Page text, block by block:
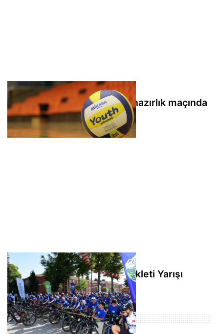
Filenin Sultanları, Fransa'yı hazırlık maçında
3-1 mağlup etti
Malatya’da Beydağı Dağ Bisikleti Yarışı
başladı
Populer Haberler